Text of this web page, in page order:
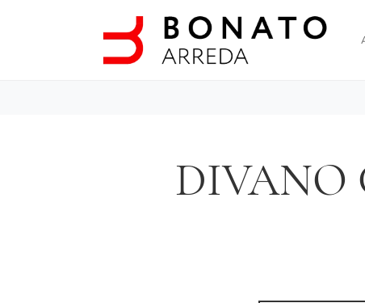
DIVANO